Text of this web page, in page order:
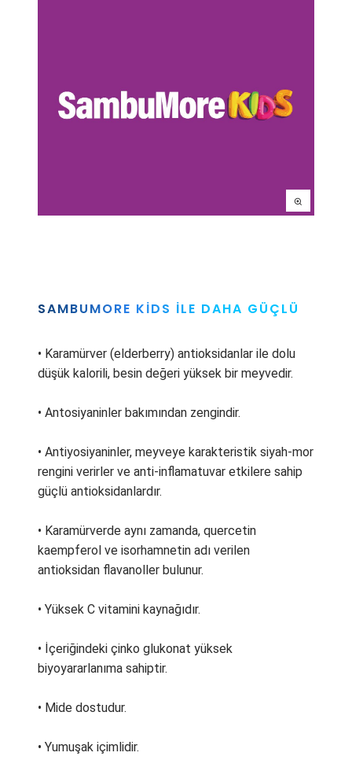
SAMBUMORE KIDS ILE DAHA GÜÇLÜ
• Karamürver (elderberry) antioksidanlar ile dolu
düşük kalorili, besin değeri yüksek bir meyvedir.
• Antosiyaninler bakımından zengindir.
• Antiyosiyaninler, meyveye karakteristik siyah-mor
rengini verirler ve anti-inflamatuvar etkilere sahip
güçlü antioksidanlardır.
• Karamürverde aynı zamanda, quercetin
kaempferol ve isorhamnetin adı verilen
antioksidan flavanoller bulunur.
• Yüksek C vitamini kaynağıdır.
• İçeriğindeki çinko glukonat yüksek
biyoyararlanıma sahiptir.
• Mide dostudur.
• Yumuşak içimlidir.